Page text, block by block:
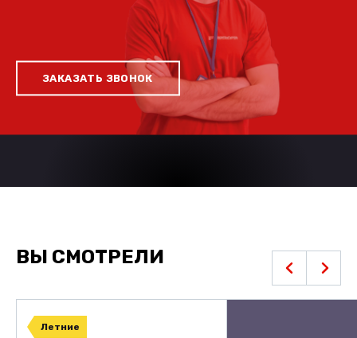
ЗАКАЗАТЬ ЗВОНОК
ВЫ СМОТРЕЛИ
Летние